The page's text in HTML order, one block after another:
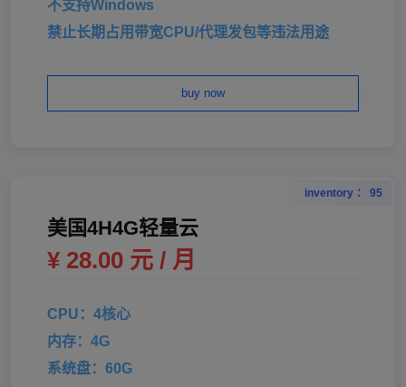
不支持Windows
禁止长期占用带宽CPU/代理发包等违法用途
buy now
inventory ： 95
美国4H4G轻量云
¥ 28.00 元 / 月
CPU：4核心
内存：4G
系统盘：60G